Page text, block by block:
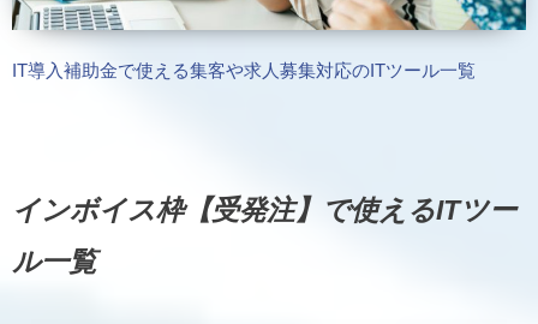
IT導入補助金で使える集客や求人募集対応のITツール一覧
インボイス枠【受発注】で使えるITツー
ル一覧